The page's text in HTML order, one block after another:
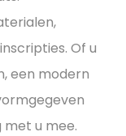
Of u
een modern
u mee.